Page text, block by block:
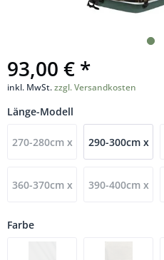
93,00 € *
inkl. MwSt.zzgl. Versandkosten
Länge-Modell
270-280cm x 290-300cm x
360-370cm x 390-400cm x
(BN-390S)
Farbe